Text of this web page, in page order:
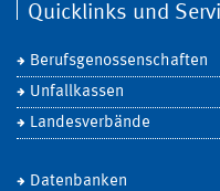
Quicklinks und
Berufsgenossenschaften
Unfallkassen
Landesverbände
Datenbanken